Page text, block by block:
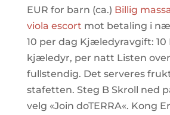
EUR for barn (ca.) Billig
viola escort mot betaling i
10 per dag Kjæledyravgift: 10
kjæledyr, per natt Listen
fullstendig. Det serveres
stafetten. Steg B Skroll ned
velg «Join doTERRA«. Kong